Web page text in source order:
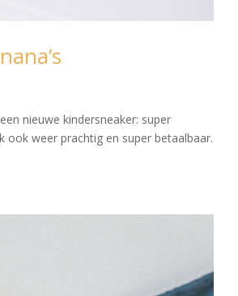
nieuwe kindersneaker: super
ook weer prachtig en super betaalbaar.